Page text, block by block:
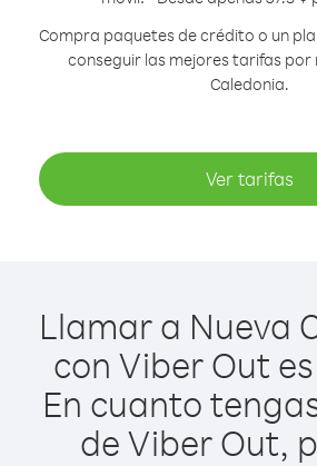
Compra paquetes de crédito o un
conseguir las mejores tarifas por
Caledonia.
Ver tarifas
Llamar a Nueva
con Viber Out
En cuanto
de Viber Out,